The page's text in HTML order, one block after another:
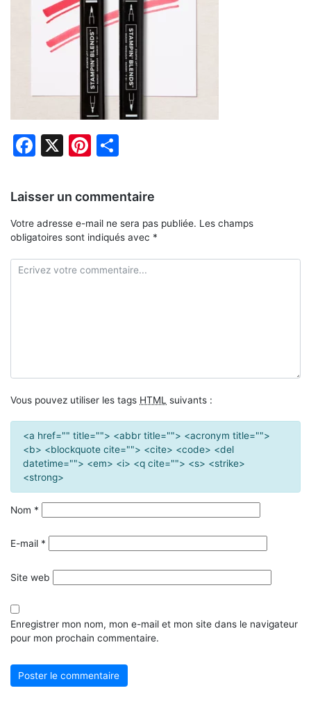
Facebook
X Pinterest
Laisser un commentaire
Votre adresse e-mail ne sera pas publiée. Les champs
obligatoires sont indiqués avec *
Vous pouvez utiliser les tags HTML suivants :
<a href="" title=""> <abbr title=""> <acronym title="">
<b> <blockquote cite=""> <cite> <code> <del
datetime=""> <em> <i> <q cite=""> <s> <strike>
<strong>
Nom *
E-mail *
Site web
Enregistrer mon nom, mon e-mail et mon site dans le navigateur
pour mon prochain commentaire.